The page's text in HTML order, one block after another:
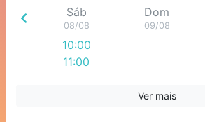
Sáb
08/08
10:00
11:00
Dom
09/08
Ver mais